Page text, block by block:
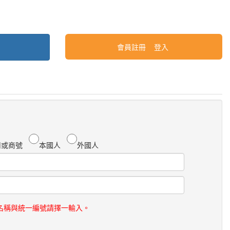
會員註冊 登入
商號 本國人 外國人
稱與統一編號請擇一輸入。